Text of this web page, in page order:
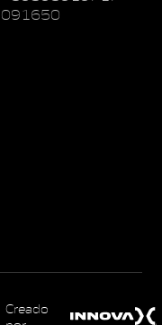
091650
Creado